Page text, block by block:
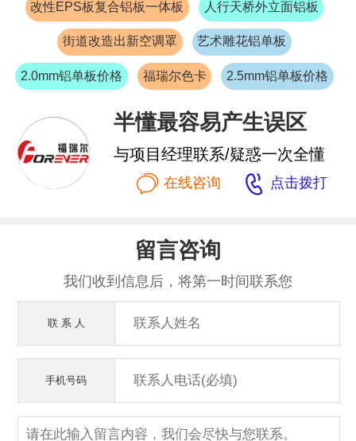
改性EPS板复合铝板一体板 人行天桥外立面铝板
街道改造出新空调罩 艺术雕花铝单板
2.0mm铝单板价格 福瑞尔色卡 2.5mm铝单板价格
半懂最容易产生误区
与项目经理联系/疑惑一次全懂
 在线咨询  点击拨打
留言咨询
我们收到信息后，将第一时间联系您
联 系 人
手机号码